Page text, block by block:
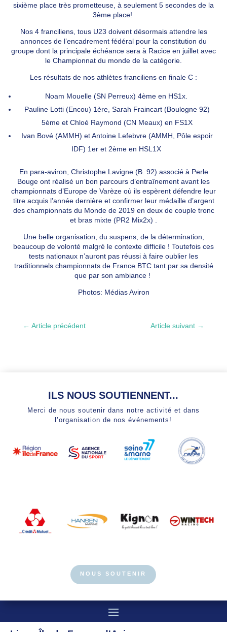
sixième place très prometteuse, à seulement 5 secondes de la
3ème place!
Nos 4 franciliens, tous U23 doivent désormais attendre les
annonces de l’encadrement fédéral pour la constitution du
groupe dont la principale échéance sera à Racice en juillet avec
le Championnat du monde de la catégorie.
Les résultats de nos athlètes franciliens en finale C :
Noam Mouelle (SN Perreux) 4ème en HS1x.
Pauline Lotti (Encou) 1ère, Sarah Fraincart (Boulogne 92)
5ème et Chloé Raymond (CN Meaux) en FS1X
Ivan Bové (AMMH) et Antoine Lefebvre (AMMH, Pôle espoir
IDF) 1er et 2ème en HSL1X
En para-aviron, Christophe Lavigne (B. 92) associé à Perle
Bouge ont réalisé un bon parcours d’entraînement avant les
championnats d’Europe de Varèze où ils espèrent défendre leur
titre acquis l’année dernière et confirmer leur médaille d’argent
des championnats du Monde de 2019 en deux de couple tronc
et bras mixte (PR2 Mix2x) .
Une belle organisation, du suspens, de la détermination,
beaucoup de volonté malgré le contexte difficile ! Toutefois ces
tests nationaux n’auront pas réussi à faire oublier les
traditionnels championnats de France BTC tant par sa densité
que par son ambiance !
Photos: Médias Aviron
← Article précédent Article suivant →
ILS NOUS SOUTIENNENT...
Merci de nous soutenir dans notre activité et dans
l’organisation de nos événements!
NOUS SOUTENIR